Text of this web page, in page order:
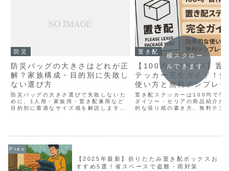
防災
防災バッグの大きさはどれが正
解？家族構成・目的別に失敗し
ない選び方
防災バッグの大きさ選びで失敗しないた
めに、1人用・家族用・置き配兼用など
目的別に最適なサイズ感を解説します。
置き配
【100均・自作OK】置
テッカー完全ガイド！
使い方と無料テンプレ
置き配ステッカーは100均で手
ダイソー・セリアの商品紹介か
的な張り紙の書き方、無料テン
ムーズに。盗難防止にも役立つ
横スクロー
ルできます
【2025年最新】折りたたみ置き配ボックスお
すすめ5選！省スペースで盗難・雨対策